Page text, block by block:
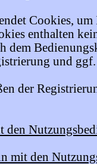
Cookies,
enthalten
dem
und ggf.
der
den
mit den